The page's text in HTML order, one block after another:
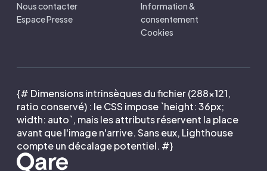
Nous contacter
Espace Presse
Information &
consentement
Cookies
{# Dimensions intrinsèques du fichier (288×121,
ratio conservé) : le CSS impose `height: 36px;
width: auto`, mais les attributs réservent la place
avant que l'image n'arrive. Sans eux, Lighthouse
compte un décalage potentiel. #}